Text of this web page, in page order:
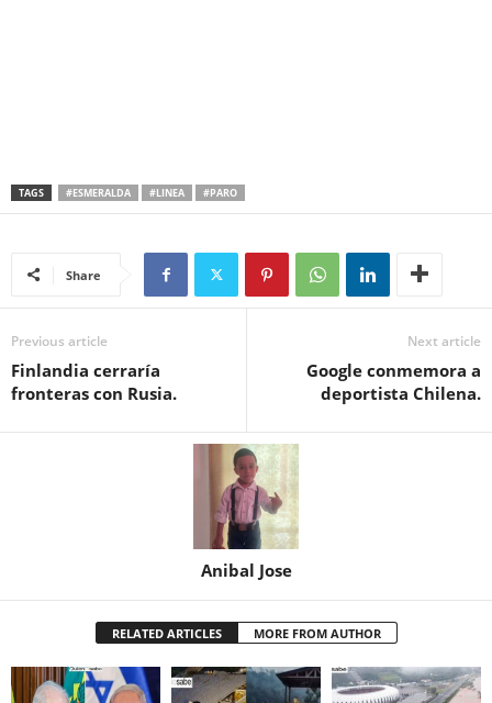
TAGS #ESMERALDA #LINEA #PARO
Share
Previous article
Finlandia cerraría
fronteras con Rusia.
Next article
Google conmemora a
deportista Chilena.
Anibal Jose
RELATED ARTICLES MORE FROM AUTHOR